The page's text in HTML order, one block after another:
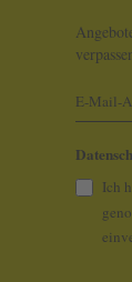
Ich